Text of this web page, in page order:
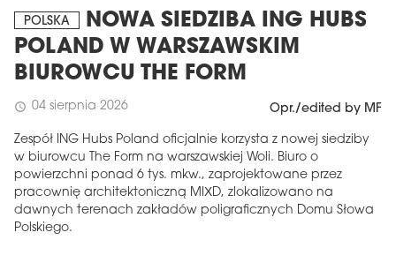
POLSKA
NOWA SIEDZIBA ING HUBS
POLAND W WARSZAWSKIM
BIUROWCU THE FORM
schedule 04 sierpnia 2026 Opr./edited by MF
Zespół ING Hubs Poland oficjalnie korzysta z nowej siedziby
w biurowcu The Form na warszawskiej Woli. Biuro o
powierzchni ponad 6 tys. mkw., zaprojektowane przez
pracownię architektoniczną MIXD, zlokalizowano na
dawnych terenach zakładów poligraficznych Domu Słowa
Polskiego.